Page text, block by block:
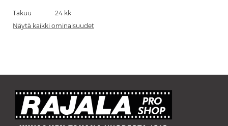
Takuu
24 kk
Näytä kaikki ominaisuudet